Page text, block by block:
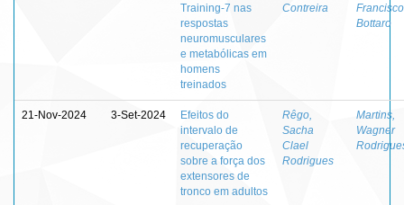
Training-7 nas
respostas
neuromusculares
e metabólicas em
homens
treinados
Contreira
Francisco
Bottaro
21-Nov-2024 3-Set-2024
Efeitos do
intervalo de
recuperação
sobre a força dos
extensores de
tronco em adultos
Rêgo,
Sacha
Clael
Rodrigues
Martins,
Wagner